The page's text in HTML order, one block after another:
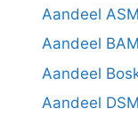
Aandeel
Aandeel BAM
Aandeel
Aandeel DSM